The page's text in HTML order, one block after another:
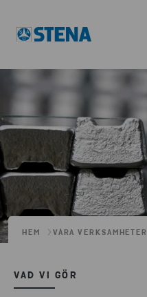
HEM VÅRA VERKSAMHETER
VAD VI GÖR